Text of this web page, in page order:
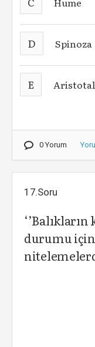
D Spinoza
E
0 Yorum
17.Soru
‘’Balıkların
durumu için